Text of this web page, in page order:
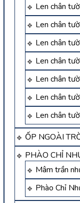
Len chân
Len chân
Len chân
Len chân
Len chân
Len chân
Len chân
ỐP NGOÀI
PHÀO CHỈ
Mâm trần
Phào Chỉ